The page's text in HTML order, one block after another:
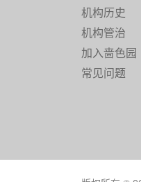
机构历史
机构管治
加入啬色园
常见问题